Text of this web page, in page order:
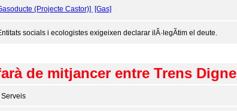
(Projecte Castor)] [Gas]
socials i ecologistes exigeixen declarar ilÂ·legÃ­tim el deute.
de mitjancer entre Trens
Serveis